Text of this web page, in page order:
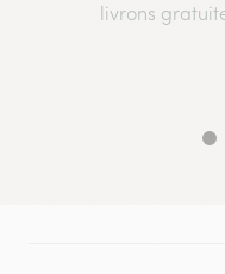
livrons